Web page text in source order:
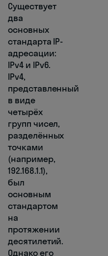
Существует
два
основных
стандарта IP-
адресации:
IPv4 и IPv6.
IPv4,
представленный
в виде
четырёх
групп чисел,
разделённых
точками
(например,
192.168.1.1),
был
основным
стандартом
на
протяжении
десятилетий.
Однако его